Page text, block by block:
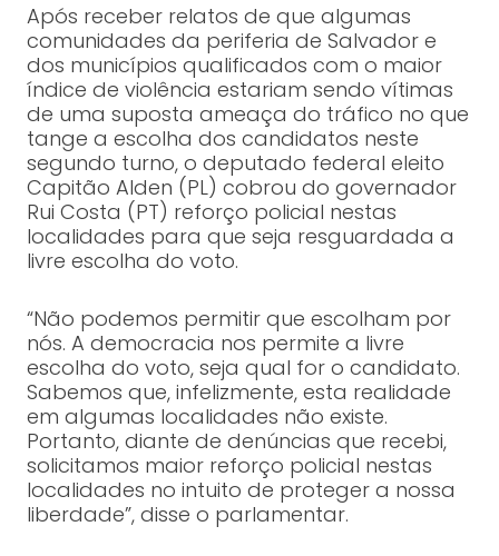
Após receber relatos de que algumas
comunidades da periferia de Salvador e
dos municípios qualificados com o maior
índice de violência estariam sendo vítimas
de uma suposta ameaça do tráfico no que
tange a escolha dos candidatos neste
segundo turno, o deputado federal eleito
Capitão Alden (PL) cobrou do governador
Rui Costa (PT) reforço policial nestas
localidades para que seja resguardada a
livre escolha do voto.
“Não podemos permitir que escolham por
nós. A democracia nos permite a livre
escolha do voto, seja qual for o candidato.
Sabemos que, infelizmente, esta realidade
em algumas localidades não existe.
Portanto, diante de denúncias que recebi,
solicitamos maior reforço policial nestas
localidades no intuito de proteger a nossa
liberdade”, disse o parlamentar.